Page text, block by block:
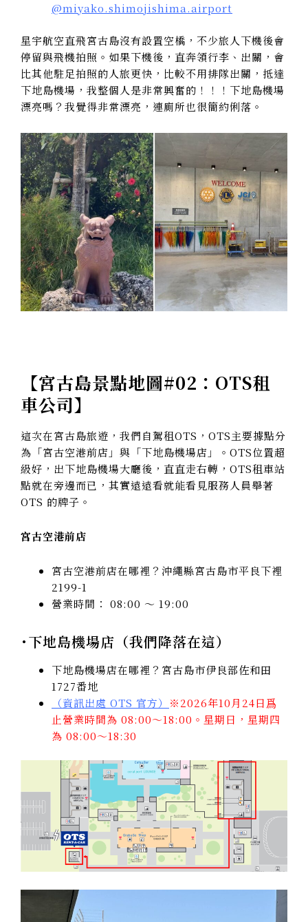
@miyako.shimojishima.airport
星宇航空直飛宮古島沒有設置空橋，不少旅人下機後會
停留與飛機拍照。如果下機後，直奔領行李、出關，會
比其他駐足拍照的人旅更快，比較不用排隊出關，抵達
下地島機場，我整個人是非常興奮的！！！下地島機場
漂亮嗎？我覺得非常漂亮，連廁所也很簡約俐落。
【宮古島景點地圖#02：OTS租
車公司】
這次在宮古島旅遊，我們自駕租OTS，OTS主要據點分
為「宮古空港前店」與「下地島機場店」。OTS位置超
級好，出下地島機場大廳後，直直走右轉，OTS租車站
點就在旁邊而已，其實遠遠看就能看見服務人員舉著
OTS 的牌子。
宮古空港前店
宮古空港前店在哪裡？沖繩縣宮古島市平良下裡
2199-1
營業時間： 08:00 ～ 19:00
･下地島機場店（我們降落在這）
下地島機場店在哪裡？宮古島市伊良部佐和田
1727番地
（資訊出處 OTS 官方） ※2026年10月24日爲
止營業時間為 08:00～18:00。星期日，星期四
為 08:00～18:30